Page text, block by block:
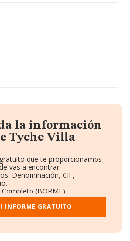
la información
Tyche Villa
que te proporcionamos
vas a encontrar:
Denominación, CIF,
(BORME).
Ventas y Empleados.
y Administradores.
INFORME GRATUITO